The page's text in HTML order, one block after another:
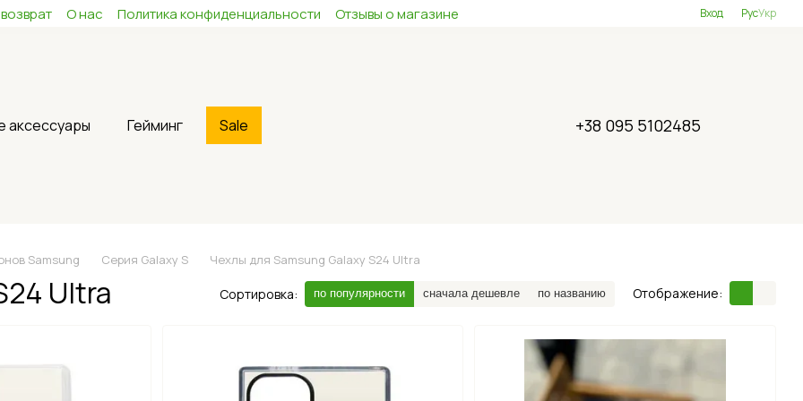
О нас Политика конфиденциальности Отзывы о магазине Вход РусУкр
аксессуары Гейминг Sale +38 095 5102485
Samsung Серия Galaxy S Чехлы для Samsung Galaxy S24 Ultra
Ultra Сортировка: по популярности сначала дешевле по названию Отображение: